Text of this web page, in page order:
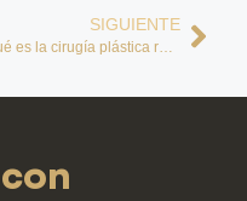
SIGUIENTE
¿Qué es la cirugía plástica reparadora? Beneficios